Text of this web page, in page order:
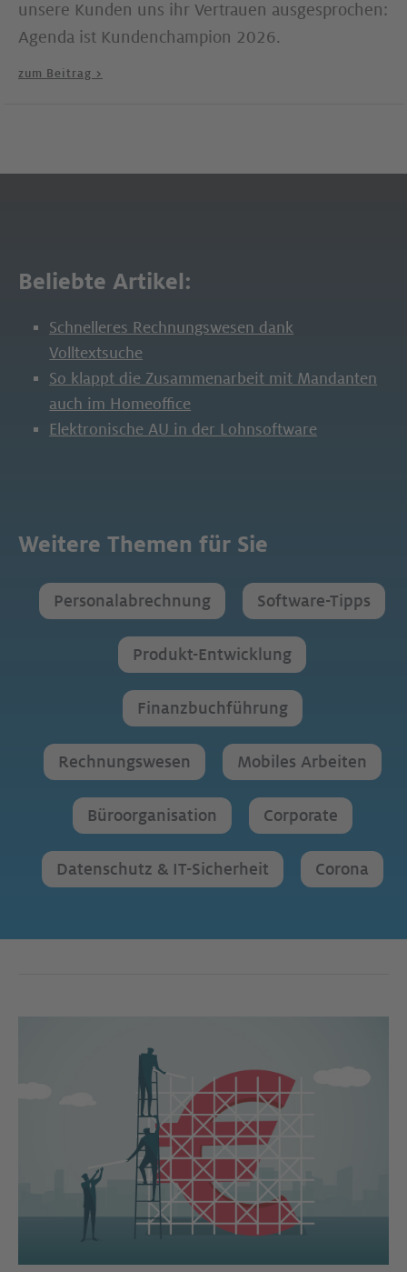
unsere Kunden uns ihr Vertrauen ausgesprochen:
Agenda ist Kundenchampion 2026.
zum Beitrag >
Beliebte Artikel:
Schnelleres Rechnungswesen dank
Volltextsuche
So klappt die Zusammenarbeit mit Mandanten
auch im Homeoffice
Elektronische AU in der Lohnsoftware
Weitere Themen für Sie
Personalabrechnung Software-Tipps
Produkt-Entwicklung
Finanzbuchführung
Rechnungswesen Mobiles Arbeiten
Büroorganisation Corporate
Datenschutz & IT-Sicherheit Corona